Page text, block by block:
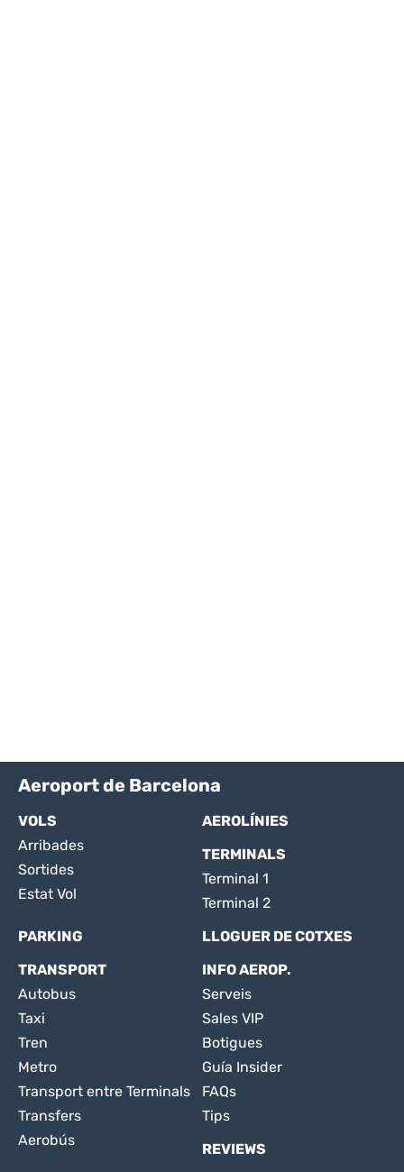
Aeroport de Barcelona
VOLS
Arribades
Sortides
Estat Vol
AEROLÍNIES
TERMINALS
Terminal 1
Terminal 2
PARKING
LLOGUER DE COTXES
TRANSPORT
Autobus
Taxi
Tren
Metro
Transport entre Terminals
Transfers
Aerobús
INFO AEROP.
Serveis
Sales VIP
Botigues
Guía Insider
FAQs
Tips
REVIEWS